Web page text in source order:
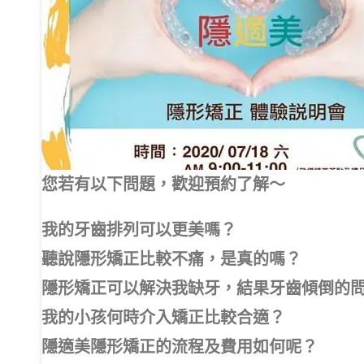
您若有以下問題，歡迎預約了解～
我的牙齒排列可以更美嗎？
聽說隱形矯正比較不痛，是真的嗎？
隱形矯正可以解決我缺牙，結果牙齒傾倒的
我的小孩何時介入矯正比較合適？
隱適美隱形矯正的流程及費用如何呢？